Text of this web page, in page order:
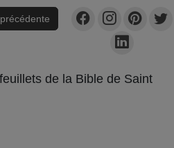
de la Bible de Saint